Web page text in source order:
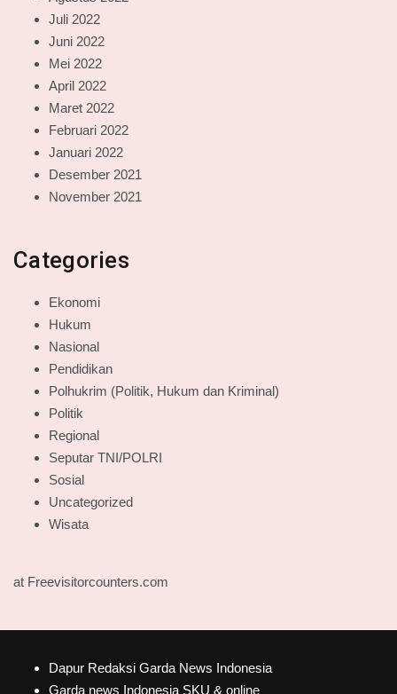
Juli 2022
Juni 2022
Mei 2022
April 2022
Maret 2022
Februari 2022
Januari 2022
Desember 2021
November 2021
Categories
Ekonomi
Hukum
Nasional
Pendidikan
Polhukrim (Politik, Hukum dan Kriminal)
Politik
Regional
Seputar TNI/POLRI
Sosial
Uncategorized
Wisata
at Freevisitorcounters.com
Dapur Redaksi Garda News Indonesia
Garda news Indonesia SKU & online